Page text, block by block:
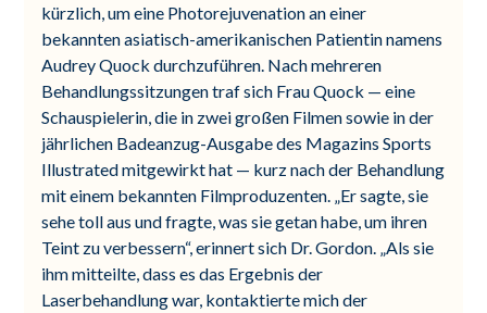
kürzlich, um eine Photorejuvenation an einer
bekannten asiatisch-amerikanischen Patientin namens
Audrey Quock durchzuführen. Nach mehreren
Behandlungssitzungen traf sich Frau Quock — eine
Schauspielerin, die in zwei großen Filmen sowie in der
jährlichen Badeanzug-Ausgabe des Magazins Sports
Illustrated mitgewirkt hat — kurz nach der Behandlung
mit einem bekannten Filmproduzenten. „Er sagte, sie
sehe toll aus und fragte, was sie getan habe, um ihren
Teint zu verbessern“, erinnert sich Dr. Gordon. „Als sie
ihm mitteilte, dass es das Ergebnis der
Laserbehandlung war, kontaktierte mich der